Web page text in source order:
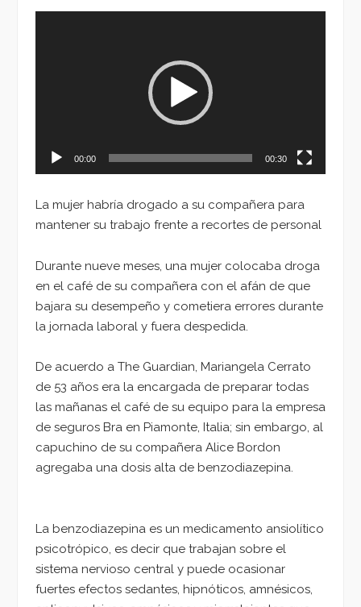
00:00 00:30
La mujer habría drogado a su compañera para
mantener su trabajo frente a recortes de personal
Durante nueve meses, una mujer colocaba droga
en el café de su compañera con el afán de que
bajara su desempeño y cometiera errores durante
la jornada laboral y fuera despedida.
De acuerdo a The Guardian, Mariangela Cerrato
de 53 años era la encargada de preparar todas
las mañanas el café de su equipo para la empresa
de seguros Bra en Piamonte, Italia; sin embargo, al
capuchino de su compañera Alice Bordon
agregaba una dosis alta de benzodiazepina.
La benzodiazepina es un medicamento ansiolítico
psicotrópico, es decir que trabajan sobre el
sistema nervioso central y puede ocasionar
fuertes efectos sedantes, hipnóticos, amnésicos,